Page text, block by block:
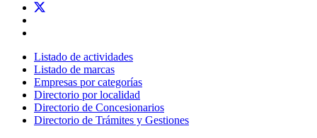
Listado de actividades
Listado de marcas
Empresas por categorías
Directorio por localidad
Directorio de Concesionarios
Directorio de Trámites y Gestiones